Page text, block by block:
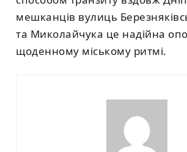
мешканців вулиць
та Миколайчука це надійна
щоденному міському ритмі.